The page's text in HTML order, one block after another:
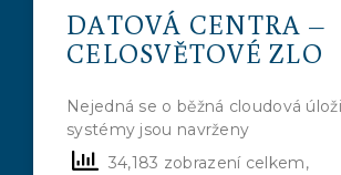
DATOVÁ CENTRA –
CELOSVĚTOVÉ ZLO
Nejedná se o běžná cloudová
systémy jsou navrženy
34,183 zobrazení celkem,